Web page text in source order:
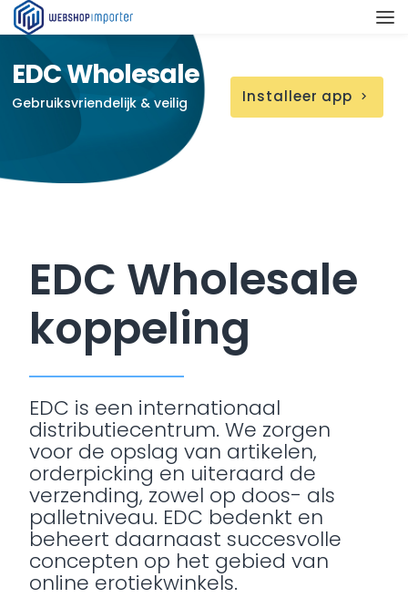
EDC Wholesale
Gebruiksvriendelijk & veilig Installeer app chevron_right
EDC Wholesale
koppeling
EDC is een internationaal
distributiecentrum. We zorgen
voor de opslag van artikelen,
orderpicking en uiteraard de
verzending, zowel op doos- als
palletniveau. EDC bedenkt en
beheert daarnaast succesvolle
concepten op het gebied van
online erotiekwinkels.